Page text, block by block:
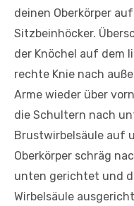
deinen Oberkörper
Sitzbeinhöcker.
der Knöchel auf dem
rechte Knie nach
Arme wieder über
die Schultern nach
Brustwirbelsäule auf
Oberkörper schräg
unten gerichtet und
Wirbelsäule